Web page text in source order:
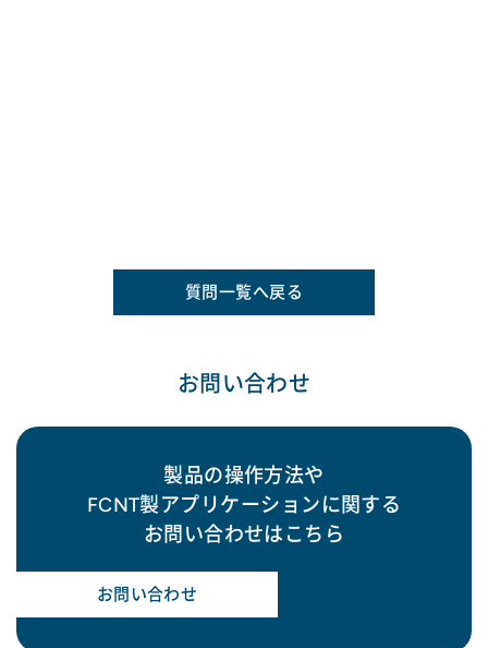
質問一覧へ戻る
お問い合わせ
製品の操作方法や
FCNT製アプリケーションに関する
お問い合わせはこちら
お問い合わせ